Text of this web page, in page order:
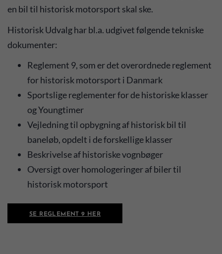
en bil til historisk motorsport skal ske.
Historisk Udvalg har bl.a. udgivet følgende tekniske
dokumenter:
Reglement 9, som er det overordnede reglement
for historisk motorsport i Danmark
Sportslige reglementer for de historiske klasser
og Youngtimer
Vejledning til opbygning af historisk bil til
baneløb, opdelt i de forskellige klasser
Beskrivelse af historiske vognbøger
Oversigt over homologeringer af biler til
historisk motorsport
SE REGLEMENT 9 HER